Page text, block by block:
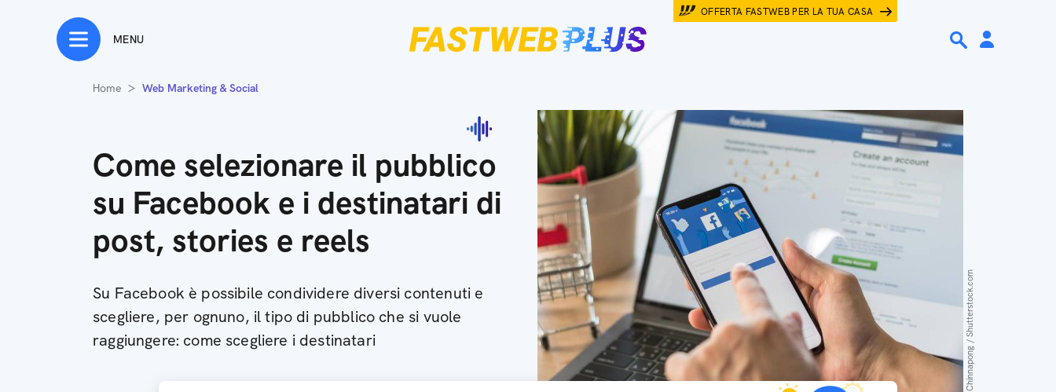
OFFERTA FASTWEB PER LA TUA CASA
MENU
Home Web Marketing & Social
Come selezionare il pubblico
su Facebook e i destinatari di
post, stories e reels
Su Facebook è possibile condividere diversi contenuti e
scegliere, per ognuno, il tipo di pubblico che si vuole
raggiungere: come scegliere i destinatari
Chinnapong / Shutterstock.com